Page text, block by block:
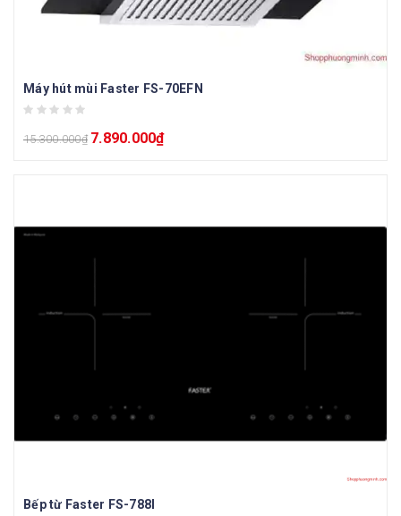
Máy hút mùi Faster FS-70EFN
15.300.000₫ 7.890.000₫
Bếp từ Faster FS-788I